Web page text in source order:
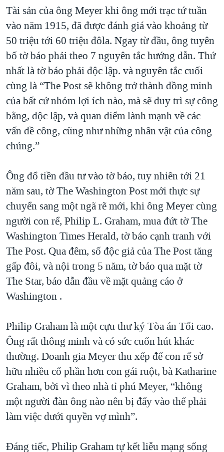
Tài sản của ông Meyer khi ông mới trạc tứ tuần
vào năm 1915, đã được đánh giá vào khoảng từ
50 triệu tới 60 triệu đôla. Ngay từ đầu, ông tuyên
bố tờ báo phải theo 7 nguyên tắc hướng dẫn. Thứ
nhất là tờ báo phải độc lập. và nguyên tắc cuối
cùng là “The Post sẽ không trở thành đồng minh
của bất cứ nhóm lợi ích nào, mà sẽ duy trì sự công
bằng, độc lập, và quan điểm lành mạnh về các
vấn đề công, cũng như những nhân vật của công
chúng.”
Ông đổ tiền đầu tư vào tờ báo, tuy nhiên tới 21
năm sau, tờ The Washington Post mới thực sự
chuyển sang một ngã rẽ mới, khi ông Meyer cùng
người con rể, Philip L. Graham, mua đứt tờ The
Washington Times Herald, tờ báo cạnh tranh với
The Post. Qua đêm, số độc giả của The Post tăng
gấp đôi, và nội trong 5 năm, tờ báo qua mặt tờ
The Star, báo dẫn đầu về mặt quảng cáo ở
Washington .
Philip Graham là một cựu thư ký Tòa án Tối cao.
Ông rất thông minh và có sức cuốn hút khác
thường. Doanh gia Meyer thu xếp để con rể sở
hữu nhiều cổ phần hơn con gái ruột, bà Katharine
Graham, bởi vì theo nhà tỉ phú Meyer, “không
một người đàn ông nào nên bị đẩy vào thế phải
làm việc dưới quyền vợ mình”.
Đáng tiếc, Philip Graham tự kết liễu mạng sống